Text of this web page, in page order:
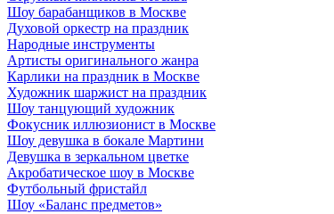
Шоу барабанщиков в Москве
Духовой оркестр на праздник
Народные инструменты
Артисты оригинального жанра
Карлики на праздник в Москве
Художник шаржист на праздник
Шоу танцующий художник
Фокусник иллюзионист в Москве
Шоу девушка в бокале Мартини
Девушка в зеркальном цветке
Акробатическое шоу в Москве
Футбольный фристайл
Шоу «Баланс предметов»